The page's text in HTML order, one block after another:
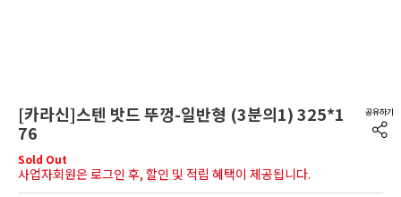
[카라신]스텐 밧드 뚜껑-일반형 (3분의1) 325*1
76
Sold Out
사업자회원은 로그인 후, 할인 및 적립 혜택이 제공됩니다.